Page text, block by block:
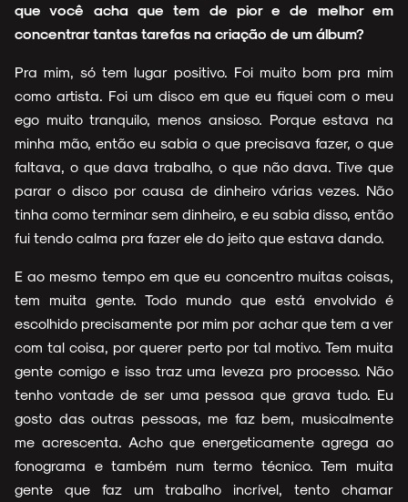
que você acha que tem de pior e de melhor em
concentrar tantas tarefas na criação de um álbum?
Pra mim, só tem lugar positivo. Foi muito bom pra mim
como artista. Foi um disco em que eu fiquei com o meu
ego muito tranquilo, menos ansioso. Porque estava na
minha mão, então eu sabia o que precisava fazer, o que
faltava, o que dava trabalho, o que não dava. Tive que
parar o disco por causa de dinheiro várias vezes. Não
tinha como terminar sem dinheiro, e eu sabia disso, então
fui tendo calma pra fazer ele do jeito que estava dando.
E ao mesmo tempo em que eu concentro muitas coisas,
tem muita gente. Todo mundo que está envolvido é
escolhido precisamente por mim por achar que tem a ver
com tal coisa, por querer perto por tal motivo. Tem muita
gente comigo e isso traz uma leveza pro processo. Não
tenho vontade de ser uma pessoa que grava tudo. Eu
gosto das outras pessoas, me faz bem, musicalmente
me acrescenta. Acho que energeticamente agrega ao
fonograma e também num termo técnico. Tem muita
gente que faz um trabalho incrível, tento chamar